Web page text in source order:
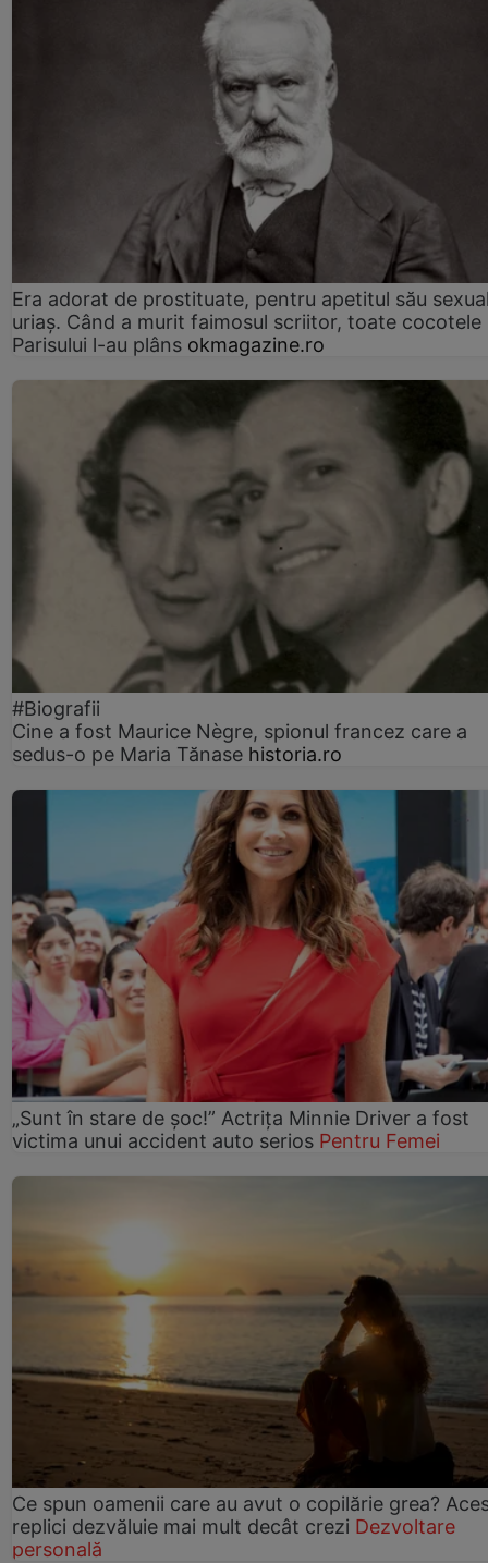
Era adorat de prostituate, pentru apetitul său
uriaș. Când a murit faimosul scriitor, toate cocotele
Parisului l-au plâns okmagazine.ro
#Biografii
Cine a fost Maurice Nègre, spionul francez care a
sedus-o pe Maria Tănase historia.ro
„Sunt în stare de șoc!” Actrița Minnie Driver a fost
victima unui accident auto serios Pentru Femei
Ce spun oamenii care au avut o copilărie grea?
replici dezvăluie mai mult decât crezi Dezvoltare
personală